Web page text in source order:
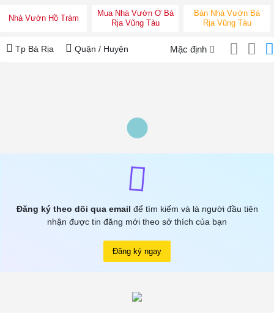
Nhà Vườn Hồ Tràm
Mua Nhà Vườn Ở Bà
Rịa Vũng Tàu
Bán Nhà Vườn Bà
Rịa Vũng Tàu
Tp Bà Rịa Quận / Huyện Mặc định
Đăng ký theo dõi qua email để tìm kiếm và là người đầu tiên
nhận được tin đăng mới theo sở thích của bạn
Đăng ký ngay